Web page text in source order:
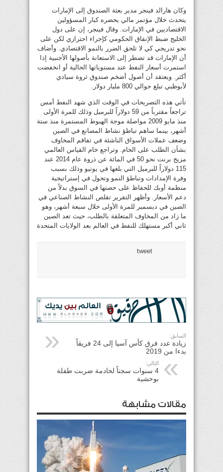
وكان هارالد فينجر مدير بعثة الصندوق إلى الإمارات
يتحدث خلال مؤتمر مالي يحضره كبار المسؤولين
الاقتصاديين في الإمارات. وقال فينجر، إن على دول
الخليج ضبط الإنفاق الحكومي كإجراء احترازي لكن على
نحو تدريجي كي لا تلحق الضرر بالنمو الاقتصادي. وأضاف
أن الإمارات قد تضطر إلى الاستعانة بأصولها الأجنبية إذا
استمرت أسعار النفط عند مستوياتها الحالية أو انخفضت
أكثر. ويعتقد أن أصول أضخم صندوق ثروة سيادي
لأبوظبي تبلغ حوالي 800 مليار دولار.
تأتي هذه التصريحات في الوقت الذي شهد النفط أمس
تراجعاً مقترباً من 59 دولاراً للبرميل وذلك للمرة الأولى
منذ مايو 2009 مواصلة موجة الهبوط المستمرة منذ ستة
أشهر، بينما ساهم تباطؤ نشاط المصانع في الصين
وضعف عملات الأسواق الناشئة في تفاقم المخاوف
بشأن الطلب على الخام. وتراجع خام القياس العالمي
مزيج برنت نحو 50 في المائة عن ذروة عام 2014 عند
115 دولاراً للبرميل التي بلغها في يونيو وذلك بسبب
وفرة الإمدادات وتباطؤ النمو وتحول في إستراتيجية
منظمة أوبك للحفاظ على حصتها في السوق بدلاً من
دعم الأسعار. وأظهر التقرير تقلص النشاط الصناعي في
الصين في ديسمبر للمرة الأولى خلال سبعة أشهر، وهو
ما زاد من المخاوف المتعلقة بالطلب، حيث تعد الصين
ثاني أكبر مستهلك للنفط في العالم بعد الولايات المتحدة
tweet
السابق:
زيادة عدد فرق كأس آسيا إلى 24 فريقاً
بدءا من 2019
التالي:
4 سنوات سجناً لخادمة ضربت طفلة
بوحشية
مقالات مشابهة